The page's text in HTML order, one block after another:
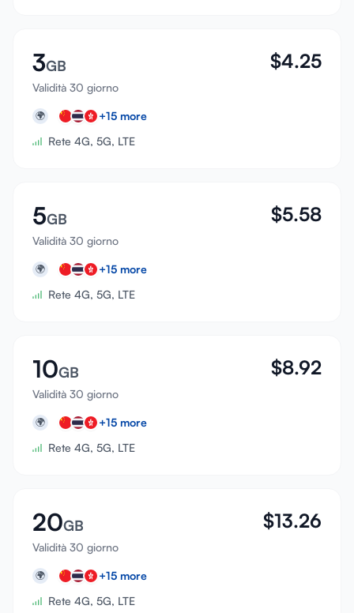
3GB
Validità 30 giorno
$4.25
🌍 +15 more
Rete 4G, 5G, LTE
5GB
Validità 30 giorno
$5.58
🌍 +15 more
Rete 4G, 5G, LTE
10GB
Validità 30 giorno
$8.92
🌍 +15 more
Rete 4G, 5G, LTE
20GB
Validità 30 giorno
$13.26
🌍 +15 more
Rete 4G, 5G, LTE